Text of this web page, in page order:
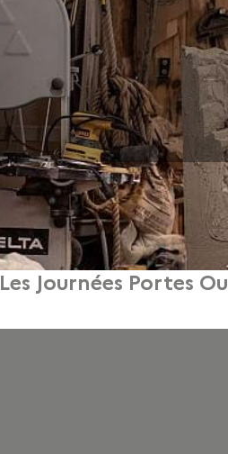
Les Journées Portes